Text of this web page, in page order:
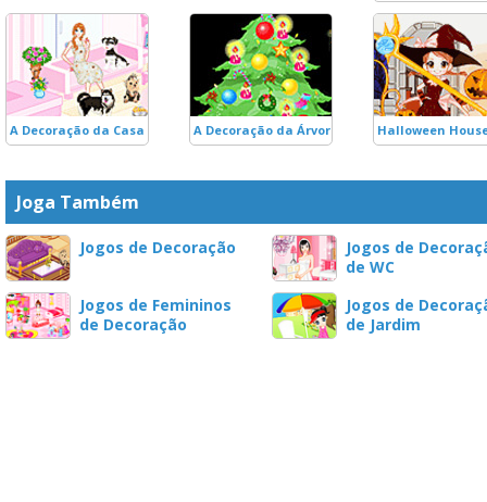
A Decoração da Casa dos CãezinhosA Decoração da Árvore de NatalHalloween
Joga Também
Jogos de Decoração
Jogos de
de WC
Jogos de Femininos
de Decoração
Jogos de
de Jardim